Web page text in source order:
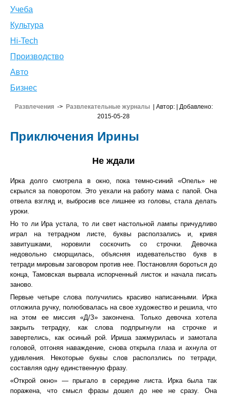
Учеба
Культура
Hi-Tech
Производство
Авто
Бизнес
Развлечения -> Развлекательные журналы| Автор:
| Добавлено:
2015-05-28
Приключения Ирины
Не ждали
Ирка долго смотрела в окно, пока темно-синий «Опель» не
скрылся за поворотом. Это уехали на работу мама с папой. Она
отвела взгляд и, выбросив все лишнее из головы, стала делать
уроки.
Но то ли Ира устала, то ли свет настольной лампы причудливо
играл на тетрадном листе, буквы расползались и, кривя
завитушками, норовили соскочить со строчки. Девочка
недовольно сморщилась, объясняя издевательство букв в
тетради мировым заговором против нее. Постановляя бороться до
конца, Тамовская вырвала испорченный листок и начала писать
заново.
Первые четыре слова получились красиво написанными. Ирка
отложила ручку, полюбовалась на свое художество и решила, что
на этом ее миссия «Д/З» закончена. Только девочка хотела
закрыть тетрадку, как слова подпрыгнули на строчке и
завертелись, как осиный рой. Ириша зажмурилась и замотала
головой, отгоняя наваждение, снова открыла глаза и ахнула от
удивления. Некоторые буквы слов расползлись по тетради,
составляя одну единственную фразу.
«Открой окно» — прыгало в середине листа. Ирка была так
поражена, что смысл фразы дошел до нее не сразу. Она